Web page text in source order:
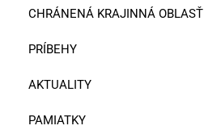
CHRÁNENÁ KRAJINNÁ OBLASŤ
PRÍBEHY
AKTUALITY
PAMIATKY